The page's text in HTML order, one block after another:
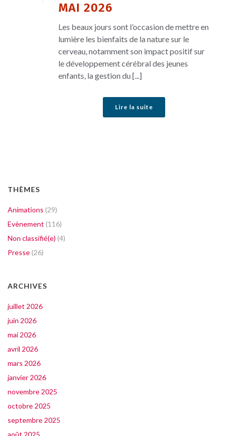
MAI 2026
Les beaux jours sont l’occasion de mettre en
lumière les bienfaits de la nature sur le
cerveau, notamment son impact positif sur
le développement cérébral des jeunes
enfants, la gestion du [...]
Lire la suite
THÈMES
Animations (29)
Evènement (116)
Non classifié(e) (4)
Presse (26)
ARCHIVES
juillet 2026
juin 2026
mai 2026
avril 2026
mars 2026
janvier 2026
novembre 2025
octobre 2025
septembre 2025